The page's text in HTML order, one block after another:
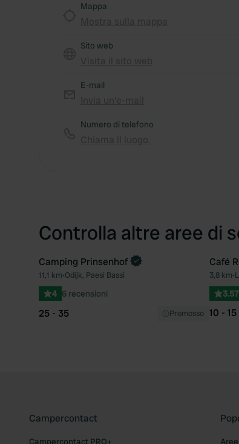
Mappa
Sito web
E-mail
Numero di telefono
Controlla altre aree di
Preferito
Prenota ora
Camping Prinsenhof
11,1 km•Odijk, Paesi Bassi
4 6 recensioni
25 - 35 Promosso
Café
3,8 km•
3.57
10 - 15
Campercontact
Campercontact PRO+